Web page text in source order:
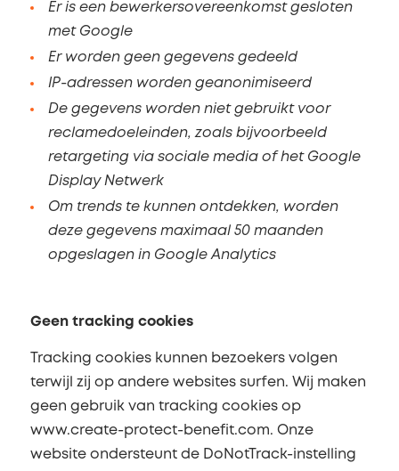
Er is een bewerkersovereenkomst gesloten
met Google
Er worden geen gegevens gedeeld
IP-adressen worden geanonimiseerd
De gegevens worden niet gebruikt voor
reclamedoeleinden, zoals bijvoorbeeld
retargeting via sociale media of het Google
Display Netwerk
Om trends te kunnen ontdekken, worden
deze gegevens maximaal 50 maanden
opgeslagen in Google Analytics
Geen tracking cookies
Tracking cookies kunnen bezoekers volgen
terwijl zij op andere websites surfen. Wij maken
geen gebruik van tracking cookies op
www.create-protect-benefit.com. Onze
website ondersteunt de DoNotTrack-instelling